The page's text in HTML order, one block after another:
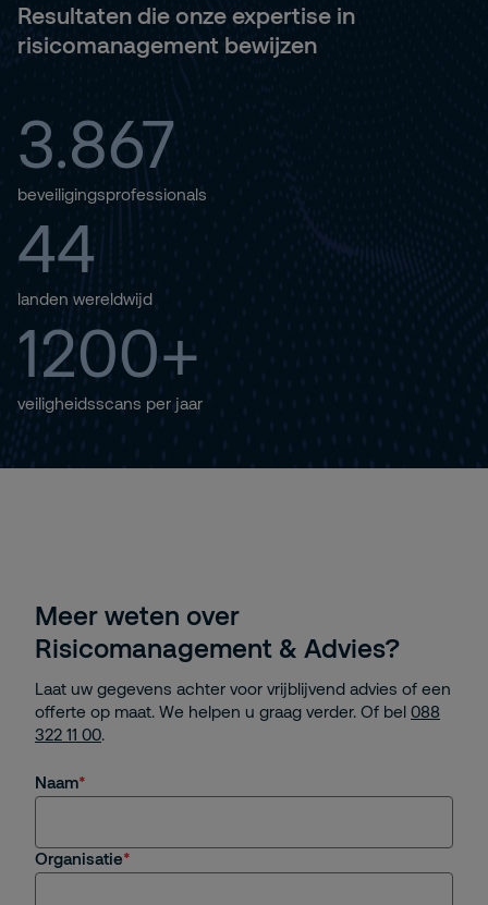
Resultaten die onze expertise in
risicomanagement bewijzen
3.867
beveiligingsprofessionals
44
landen wereldwijd
1200+
veiligheidsscans per jaar
Meer weten over
Risicomanagement & Advies?
Laat uw gegevens achter voor vrijblijvend advies of een
offerte op maat. We helpen u graag verder. Of bel 088
322 11 00.
Naam
Organisatie